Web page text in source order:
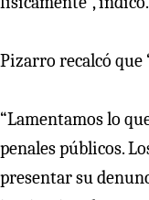
Pizarro recalcó que
“Lamentamos lo
penales públicos.
presentar su